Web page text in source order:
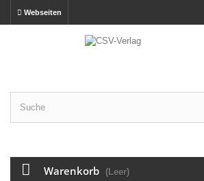
Webseiten
Warenkorb (Leer)